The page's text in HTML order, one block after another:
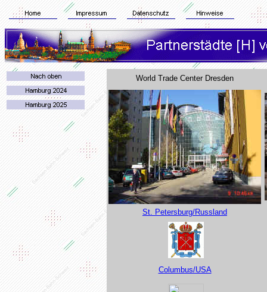
World Trade Center Dresden
St. Petersburg/Russland
Columbus/USA